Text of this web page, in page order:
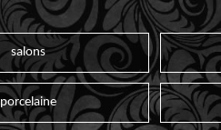
salons
porcelaine